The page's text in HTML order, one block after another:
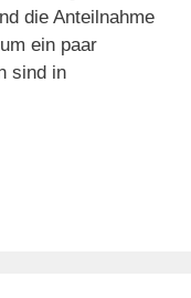
die Anteilnahme
um ein paar
sind in